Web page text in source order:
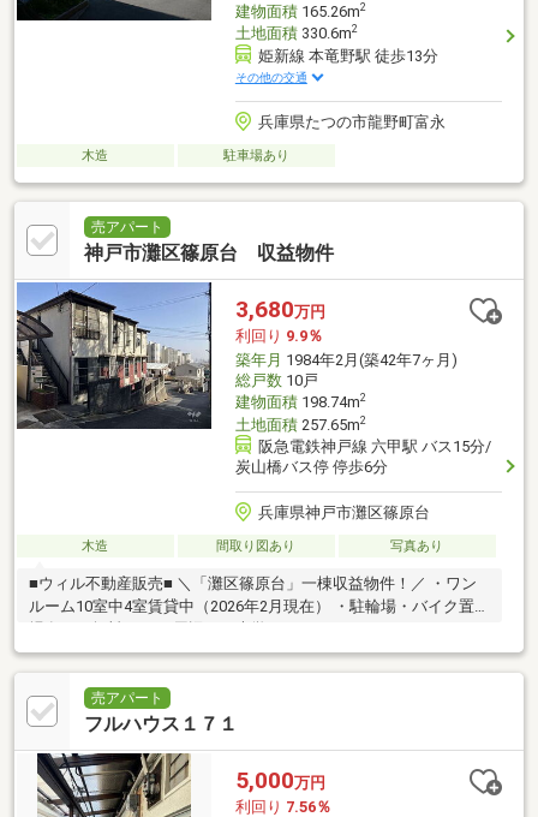
建物面積165.26m2
土地面積330.6m2
姫新線 本竜野駅 徒歩13分
その他の交通
兵庫県たつの市龍野町富永
木造 駐車場あり
売アパート
神戸市灘区篠原台 収益物件
3,680万円
利回り 9.9％
築年月 1984年2月(築42年7ヶ月)
総戸数10戸
建物面積198.74m2
土地面積257.65m2
阪急電鉄神戸線 六甲駅 バス15分/
炭山橋バス停 停歩6分
兵庫県神戸市灘区篠原台
木造 間取り図あり 写真あり
■ウィル不動産販売■ ＼「灘区篠原台」一棟収益物件！／ ・ワン
ルーム10室中4室賃貸中（2026年2月現在） ・駐輪場・バイク置き
売アパート
フルハウス１７１
5,000万円
利回り 7.56％